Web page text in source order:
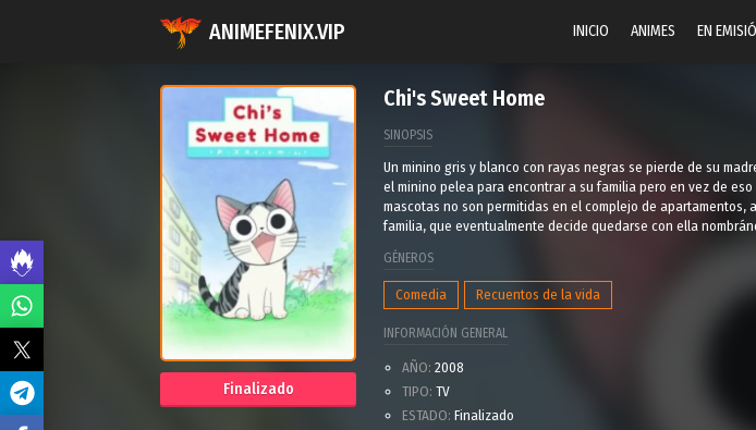
ANIMEFENIX.VIP INICIO ANIMES EN
Finalizado
Chi's Sweet Home
SINOPSIS
Un minino gris y blanco con rayas negras se pierde de su
el minino pelea para encontrar a su familia pero en vez de
mascotas no son permitidas en el complejo de
familia, que eventualmente decide quedarse con ella
GÉNEROS
Comedia Recuentos de la vida
INFORMACIÓN GENERAL
AÑO: 2008
TIPO: TV
ESTADO: Finalizado